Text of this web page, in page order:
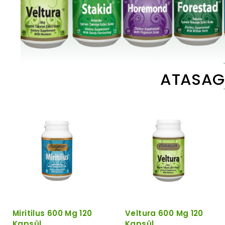
Miritilus 600 Mg 120
Veltura 600 Mg 120